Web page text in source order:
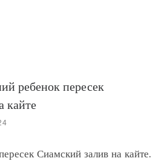
ребенок пересек
кайте
Сиамский залив на кайте.